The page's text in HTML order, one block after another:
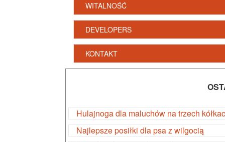
WITALNOŚĆ
DEVELOPERS
KONTAKT
Hulajnoga dla maluchów na trzech
Najlepsze posiłki dla psa z wilgocią